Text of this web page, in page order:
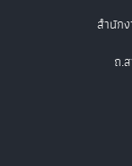
สำนัก
ถ.